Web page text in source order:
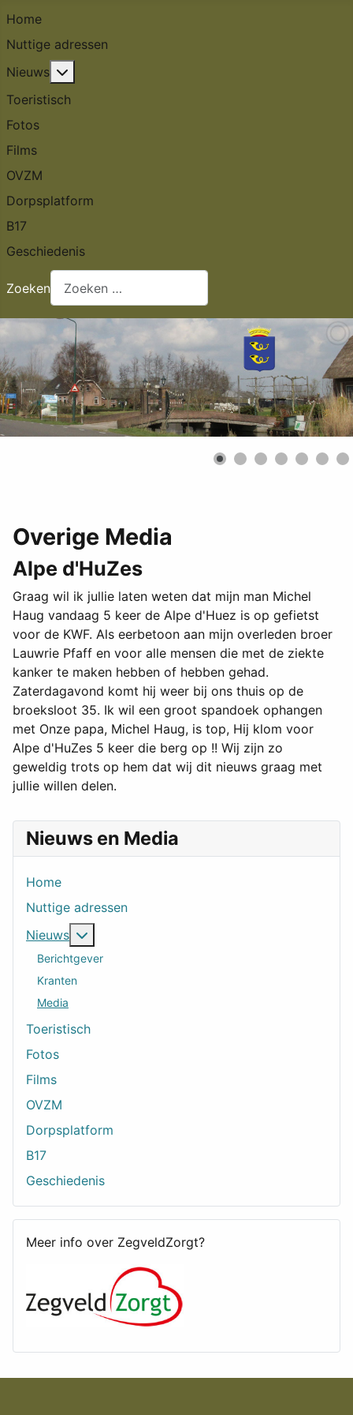
Home
Nuttige adressen
Nieuws
Toeristisch
Fotos
Films
OVZM
Dorpsplatform
B17
Geschiedenis
Zoeken
Nieuws en Media
Home
Nuttige adressen
Nieuws
Berichtgever
Kranten
Media
Toeristisch
Fotos
Films
OVZM
Dorpsplatform
B17
Geschiedenis
Meer info over ZegveldZorgt?
Overige Media
Alpe d'HuZes
Graag wil ik jullie laten weten dat mijn man Michel
Haug vandaag 5 keer de Alpe d'Huez is op gefietst
voor de KWF. Als eerbetoon aan mijn overleden broer
Lauwrie Pfaff en voor alle mensen die met de ziekte
kanker te maken hebben of hebben gehad.
Zaterdagavond komt hij weer bij ons thuis op de
broeksloot 35. Ik wil een groot spandoek ophangen
met Onze papa, Michel Haug, is top, Hij klom voor
Alpe d'HuZes 5 keer die berg op !! Wij zijn zo
geweldig trots op hem dat wij dit nieuws graag met
jullie willen delen.